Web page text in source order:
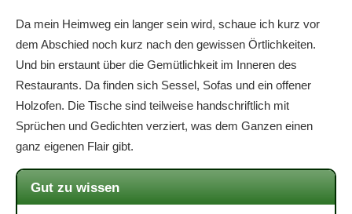
Da mein Heimweg ein langer sein wird, schaue ich kurz vor
dem Abschied noch kurz nach den gewissen Örtlichkeiten.
Und bin erstaunt über die Gemütlichkeit im Inneren des
Restaurants. Da finden sich Sessel, Sofas und ein offener
Holzofen. Die Tische sind teilweise handschriftlich mit
Sprüchen und Gedichten verziert, was dem Ganzen einen
ganz eigenen Flair gibt.
Gut zu wissen